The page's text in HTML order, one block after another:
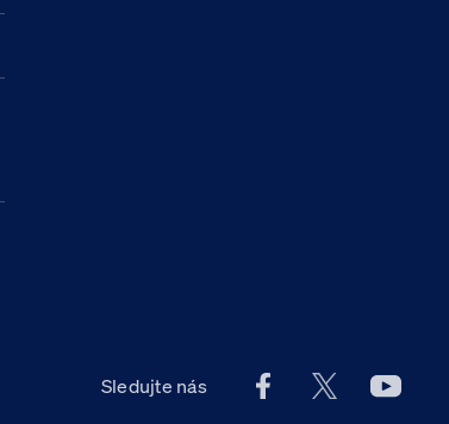
Sledujte nás Facebook účet
X účet